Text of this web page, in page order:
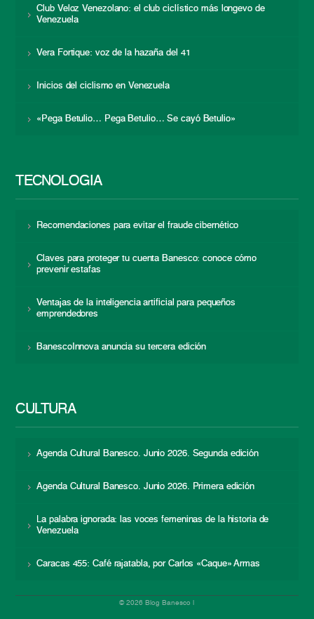
Club Veloz Venezolano: el club ciclístico más longevo de
Venezuela
Vera Fortique: voz de la hazaña del 41
Inicios del ciclismo en Venezuela
«Pega Betulio… Pega Betulio… Se cayó Betulio»
TECNOLOGÍA
Recomendaciones para evitar el fraude cibernético
Claves para proteger tu cuenta Banesco: conoce cómo
prevenir estafas
Ventajas de la inteligencia artificial para pequeños
emprendedores
BanescoInnova anuncia su tercera edición
CULTURA
Agenda Cultural Banesco. Junio 2026. Segunda edición
Agenda Cultural Banesco. Junio 2026. Primera edición
La palabra ignorada: las voces femeninas de la historia de
Venezuela
Caracas 455: Café rajatabla, por Carlos «Caque» Armas
© 2026 Blog Banesco |